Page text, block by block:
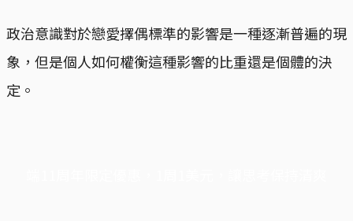
政治意識對於戀愛擇偶標準的影響是一種逐漸普遍的現
象，但是個人如何權衡這種影響的比重還是個體的決
定。